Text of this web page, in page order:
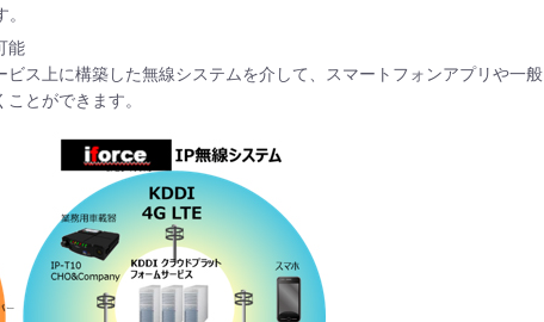
能
ス上に構築した無線システムを介して、スマートフォンアプリや一般
とができます。